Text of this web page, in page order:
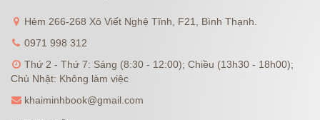
Hẻm 266-268 Xô Viết Nghệ Tĩnh, F21, Bình Thạnh.
0971 998 312
Thứ 2 - Thứ 7: Sáng (8:30 - 12:00); Chiều (13h30 - 18h00);
Chủ Nhật: Không làm việc
khaiminhbook@gmail.com